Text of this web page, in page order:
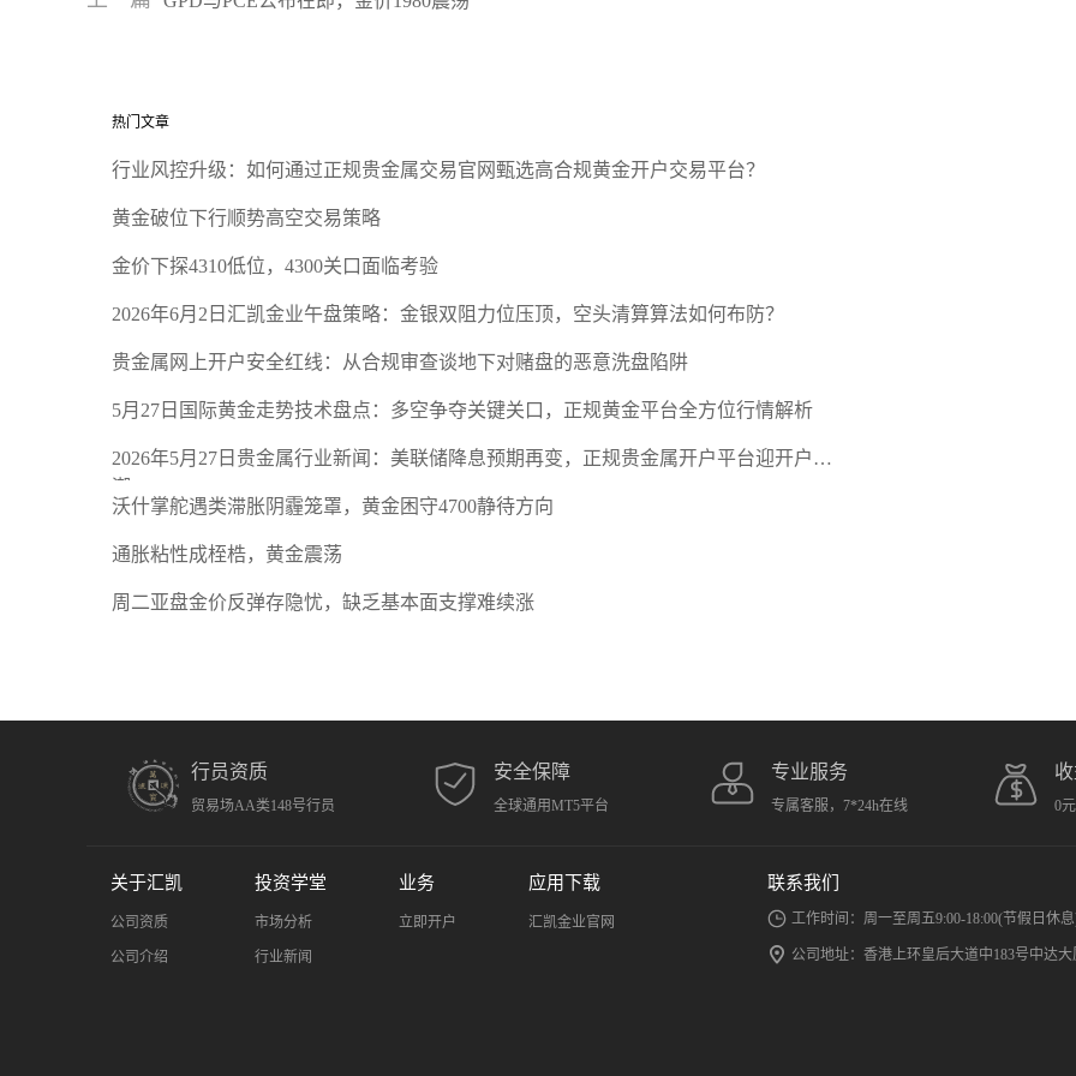
热门文章
行业风控升级：如何通过正规贵金属交易官网甄选高合规黄金开户交易平台？
黄金破位下行顺势高空交易策略
金价下探4310低位，4300关口面临考验
2026年6月2日汇凯金业午盘策略：金银双阻力位压顶，空头清算算法如何布防？
贵金属网上开户安全红线：从合规审查谈地下对赌盘的恶意洗盘陷阱
5月27日国际黄金走势技术盘点：多空争夺关键关口，正规黄金平台全方位行情解析
2026年5月27日贵金属行业新闻：美联储降息预期再变，正规贵金属开户平台迎开户热
潮
沃什掌舵遇类滞胀阴霾笼罩，黄金困守4700静待方向
通胀粘性成桎梏，黄金震荡
周二亚盘金价反弹存隐忧，缺乏基本面支撑难续涨
行员资质
贸易场AA类148号行员
安全保障
全球通用MT5平台
专业服务
专属客服，7*24h在线 0
关于汇凯
公司资质
公司介绍
投资学堂
市场分析
行业新闻
业务
立即开户
应用下载
汇凯金业官网
联系我们
工作时间：周一至周五9:00-18:00(节假日休
公司地址：香港上环皇后大道中183号中达大